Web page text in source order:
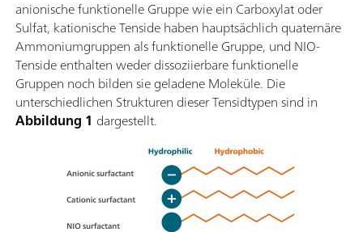
anionische funktionelle Gruppe wie ein Carboxylat oder
Sulfat, kationische Tenside haben hauptsächlich quaternäre
Ammoniumgruppen als funktionelle Gruppe, und NIO-
Tenside enthalten weder dissoziierbare funktionelle
Gruppen noch bilden sie geladene Moleküle. Die
unterschiedlichen Strukturen dieser Tensidtypen sind in
Abbildung 1 dargestellt.